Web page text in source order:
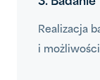
Realizacja
i